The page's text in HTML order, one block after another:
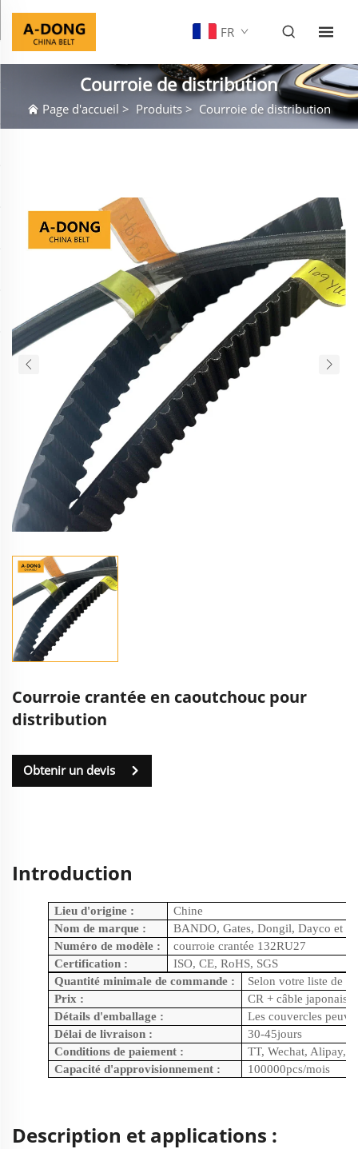
FR
Courroie de distribution
Page d'accueil > Produits > Courroie de distribution
Courroie crantée en caoutchouc pour
distribution
Obtenir un devis
Introduction
Lieu d'origine :
Chine
Nom de marque :
BANDO, Gates, Dongil, Dayco et
Numéro de modèle :
courroie crantée 132RU27
Certification :
ISO, CE, RoHS, SGS
Quantité minimale de commande :
Selon votre liste de
Prix :
CR + câble japonais
Détails d'emballage :
Les couvercles
Délai de livraison :
30-45jours
Conditions de paiement :
TT, Wechat, Alipay,
Capacité d'approvisionnement :
100000pcs/mois
Description et applications :